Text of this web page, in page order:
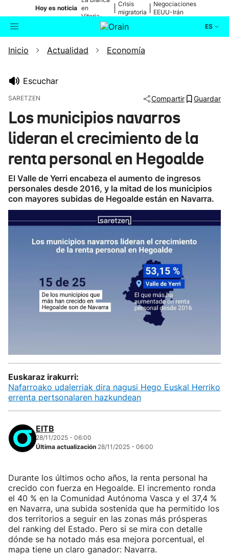
Hoy es noticia en
Vitoria-
Gasteiz
Crisis
migratoria
Negociaciones
EEUU-Irán
ES
Buscador Actualidad
Ikusmiran
Eguraldia
Inicio Actualidad Economía
Escuchar
SARETZEN Compartir Guardar
Los municipios navarros
lideran el crecimiento de la
renta personal en Hegoalde
El Valle de Yerri encabeza el aumento de ingresos
personales desde 2016, y la mitad de los municipios
con mayores subidas de Hegoalde están en Navarra.
Euskaraz irakurri:
Nafarroako udalerriak dira nagusi Hego Euskal Herriko
errenta pertsonalaren hazkundean
EITB
28/11/2025 - 06:00
Última actualización 28/11/2025 - 06:00
Durante los últimos ocho años, la renta personal ha
crecido con fuerza en Hegoalde. El incremento ronda
el 40 % en la Comunidad Autónoma Vasca y el 37,4 %
en Navarra, una subida sostenida que ha permitido los
dos territorios a seguir en las zonas más prósperas
del ranking del Estado. Pero si se mira con detalle
dónde se ha notado más esa mejora porcentual, el
mapa tiene un claro ganador: Navarra.